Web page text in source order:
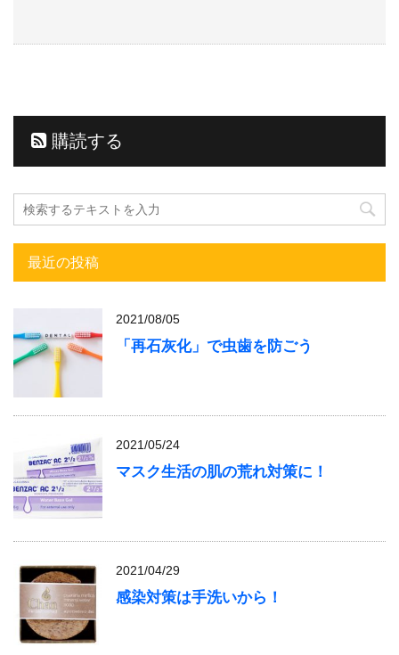
購読する
最近の投稿
2021/08/05
「再石灰化」で虫歯を防ごう
2021/05/24
マスク生活の肌の荒れ対策に！
2021/04/29
感染対策は手洗いから！